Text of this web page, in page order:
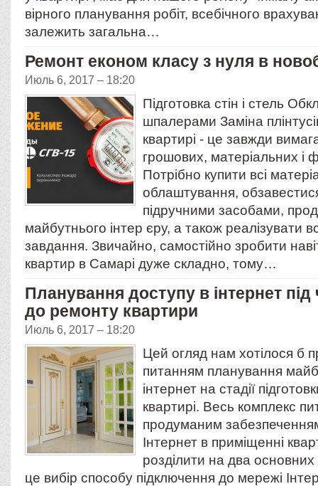
вірного планування робіт, всебічного
залежить загальна…
Ремонт економ класу з нуля в
Июль 6, 2017 – 18:20
Підготовка стін і стель
шпалерами Заміна
квартирі - це завжди
грошових, матеріальних і
Потрібно купити всі
облаштування,
підручними засобами,
майбутнього інтер єру, а також реалізувати
завдання. Звичайно, самостійно зробити
квартир в Самарі дуже складно, тому…
Планування доступу в інтернет під
до ремонту квартири
Июль 6, 2017 – 18:20
Цей огляд нам хотілося б
питанням планування
інтернет на стадії
квартирі. Весь комплекс
продуманим
Інтернет в приміщенні
розділити на два
це вибір способу підключення до мережі